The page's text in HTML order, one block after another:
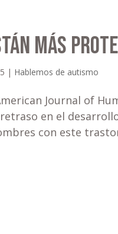
más
| Hablemos de autismo
Journal of
en el
con este